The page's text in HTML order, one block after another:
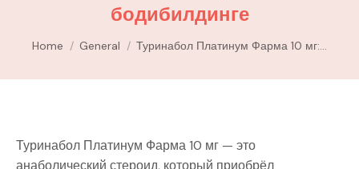
бодибилдинге
You are here:
Home General Туринабол Платинум Фарма 10 мг:…
Туринабол Платинум Фарма 10 мг — это
анаболический стероид, который приобрёл